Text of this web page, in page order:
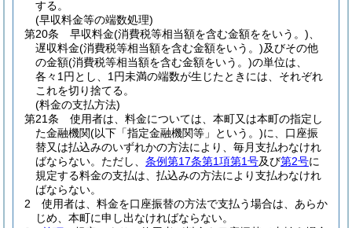
する。
(早収料金等の端数処理)
第20条
早収料金(消費税等相当額を含む金額ををいう。)
遅収料金(消費税等相当額を含む金額をいう。)及びその他
の金額(消費税等相当額を含む金額をいう。)の単位は、
各々1円とし、1円未満の端数が生じたときには、それぞれ
これを切り捨てる。
(料金の支払方法)
第21条
使用者は、料金については、本町又は本町の指定し
た金融機関(以下「指定金融機関等」という。)に、口座振
替又は払込みのいずれかの方法により、毎月支払わなけれ
ばならない。 ただし、 条例第17条第1項第1号及び第2号に
規定する料金の支払は、払込みの方法により支払わなけれ
ばならない。
2
使用者は、料金を口座振替の方法で支払う場合は、あらか
じめ、本町に申し出なければならない。